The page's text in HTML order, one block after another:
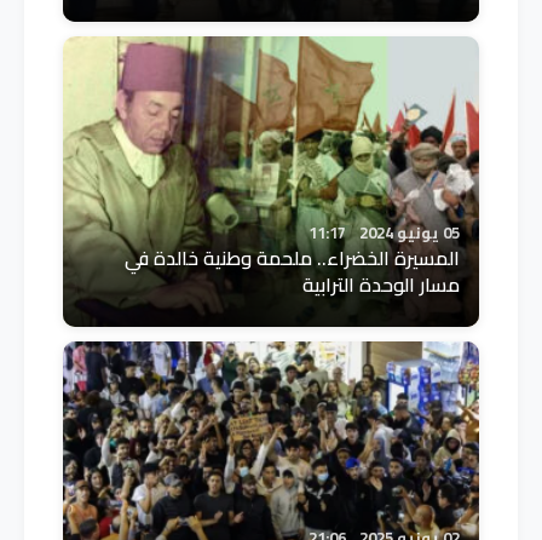
05 يونيو 2024 11:17
المسيرة الخضراء.. ملحمة وطنية خالدة في
مسار الوحدة الترابية